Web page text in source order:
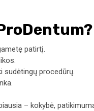
patirtį.
sudėtingų procedūrų.
– kokybė,